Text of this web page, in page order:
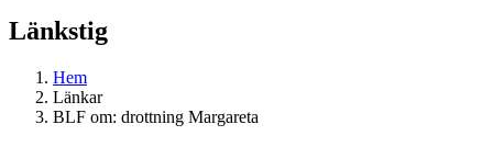
Länkstig
Hem
Länkar
BLF om: drottning Margareta